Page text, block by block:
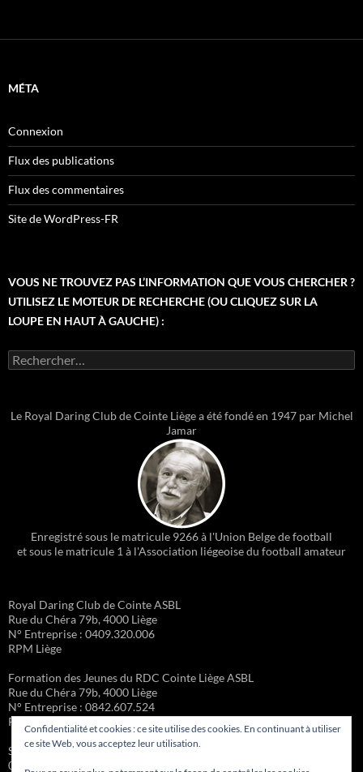
MÉTA
Connexion
Flux des publications
Flux des commentaires
Site de WordPress-FR
VOUS NE TROUVEZ PAS L’INFORMATION QUE VOUS CHERCHER ?
UTILISEZ LE MOTEUR DE RECHERCHE (OU CLIQUEZ SUR LA
LOUPE EN HAUT À GAUCHE) :
Rechercher :
Le Royal Daring Club de Cointe Liège a été fondé en 1947 par Michel
Jamar
Enregistré sous le matricule 9266 à l'Union Belge de football
et sous le matricule 1 à l'Association liégeoise du football amateur
Royal Daring Club de Cointe ASBL
Rue du Chéra 79b, 4000 Liège
N° Entreprise : 0409.320.006
RPM Liège
Formation des Jeunes du RDC Cointe Liège ASBL
Rue du Chéra 79b, 4000 Liège
N° Entreprise : 0842.607.524
RPM Liège
Site administré par la Formation des Jeunes – Michel Gueury :
0473/98.45.85
Confidentialité et cookies : ce site utilise des cookies. En continuant à utiliser
ce site Web, vous acceptez leur utilisation.